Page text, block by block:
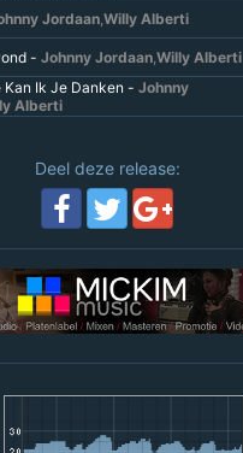
Jordaan,Willy Alberti
- Johnny Jordaan,Willy Alberti
Kan Ik Je Danken - Johnny
Alberti
Deel deze release: